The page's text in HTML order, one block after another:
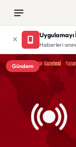
Haberleri
Gündem